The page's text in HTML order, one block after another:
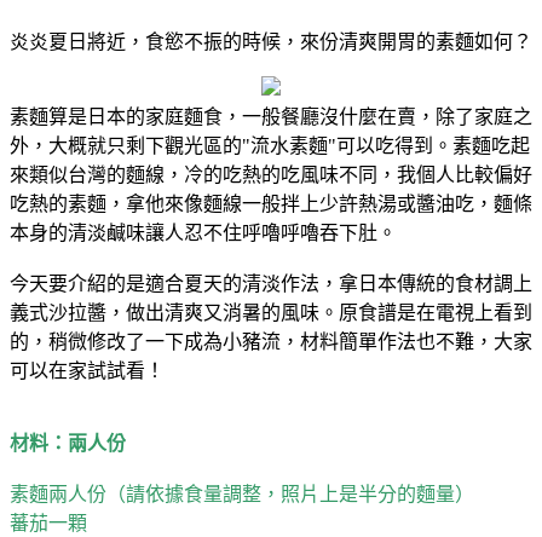
炎炎夏日將近，食慾不振的時候，來份清爽開胃的素麵如何？
素麵算是日本的家庭麵食，一般餐廳沒什麼在賣，除了家庭之
外，大概就只剩下觀光區的"流水素麵"可以吃得到。素麵吃起
來類似台灣的麵線，冷的吃熱的吃風味不同，我個人比較偏好
吃熱的素麵，拿他來像麵線一般拌上少許熱湯或醬油吃，麵條
本身的清淡鹹味讓人忍不住呼嚕呼嚕吞下肚。
今天要介紹的是適合夏天的清淡作法，拿日本傳統的食材調上
義式沙拉醬，做出清爽又消暑的風味。原食譜是在電視上看到
的，稍微修改了一下成為小豬流，材料簡單作法也不難，大家
可以在家試試看！
材料：兩人份
素麵兩人份（請依據食量調整，照片上是半分的麵量）
蕃茄一顆